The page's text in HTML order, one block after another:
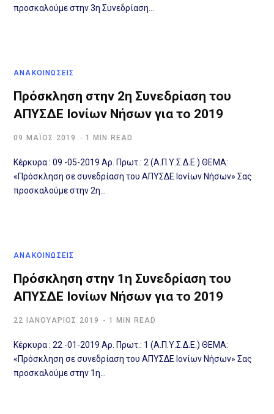
προσκαλούμε στην 3η Συνεδρίαση…
ΑΝΑΚΟΙΝΩΣΕΙΣ
Πρόσκληση στην 2η Συνεδρίαση του
ΑΠΥΣΔΕ Ιονίων Νήσων για το 2019
09 ΜΆΊΟΣ 2019 1 MIN READ
Κέρκυρα : 09 -05-2019 Αρ. Πρωτ.: 2 (Α.Π.Υ.Σ.Δ.Ε.) ΘΕΜΑ:
«Πρόσκληση σε συνεδρίαση του ΑΠΥΣΔΕ Ιονίων Νήσων» Σας
προσκαλούμε στην 2η…
ΑΝΑΚΟΙΝΩΣΕΙΣ
Πρόσκληση στην 1η Συνεδρίαση του
ΑΠΥΣΔΕ Ιονίων Νήσων για το 2019
22 ΙΑΝΟΥΆΡΙΟΣ 2019 1 MIN READ
Κέρκυρα : 22 -01-2019 Αρ. Πρωτ.: 1 (Α.Π.Υ.Σ.Δ.Ε.) ΘΕΜΑ:
«Πρόσκληση σε συνεδρίαση του ΑΠΥΣΔΕ Ιονίων Νήσων» Σας
προσκαλούμε στην 1η…